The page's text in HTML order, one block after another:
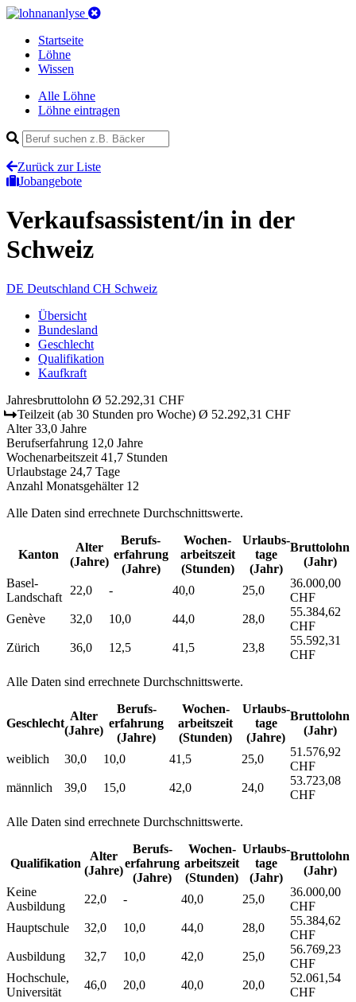
Startseite
Löhne
Wissen
Alle Löhne
Löhne eintragen
Zurück zur Liste
Jobangebote
Verkaufsassistent/in in der
Schweiz
DE Deutschland CH Schweiz
Übersicht
Bundesland
Geschlecht
Qualifikation
Kaufkraft
Jahresbruttolohn Ø 52.292,31 CHF
Teilzeit (ab 30 Stunden pro Woche) Ø 52.292,31 CHF
Alter 33,0 Jahre
Berufserfahrung 12,0 Jahre
Wochenarbeitszeit 41,7 Stunden
Urlaubstage 24,7 Tage
Anzahl Monatsgehälter 12
Alle Daten sind errechnete Durchschnittswerte.
Kanton
Alter
(Jahre)
Berufs­
erfahrung
(Jahre)
Wochen­
arbeitszeit
(Stunden)
Urlaubs­
tage
(Jahr)
Bruttolohn
(Jahr)
Basel-
Landschaft
22,0 - 40,0 25,0
36.000,00
CHF
Genève
32,0 10,0 44,0 28,0
55.384,62
CHF
Zürich
36,0 12,5 41,5 23,8
55.592,31
CHF
Alle Daten sind errechnete Durchschnittswerte.
Geschlecht
Alter
(Jahre)
Berufs­
erfahrung
(Jahre)
Wochen­
arbeitszeit
(Stunden)
Urlaubs­
tage
(Jahre)
Bruttolohn
(Jahr)
weiblich 30,0 10,0 41,5 25,0
51.576,92
CHF
männlich
39,0 15,0 42,0 24,0
53.723,08
CHF
Alle Daten sind errechnete Durchschnittswerte.
Qualifikation
Alter
(Jahre)
Berufs­
erfahrung
(Jahre)
Wochen­
arbeitszeit
(Stunden)
Urlaubs­
tage
(Jahr)
Bruttolohn
(Jahr)
Keine
Ausbildung
22,0 - 40,0 25,0
36.000,00
CHF
Hauptschule
32,0 10,0 44,0 28,0
55.384,62
CHF
Ausbildung
32,7 10,0 42,0 25,0
56.769,23
CHF
Hochschule,
Universität
46,0 20,0 40,0 20,0
52.061,54
CHF